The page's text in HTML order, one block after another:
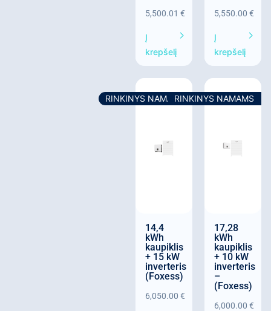
5,500.01 €
Į
krepšelį
5,550.00 €
Į
krepšelį
RINKINYS NAMAMS
14,4
kWh
kaupiklis
+ 15 kW
inverteris
(Foxess)
6,050.00 €
RINKINYS NAMAMS
17,28
kWh
kaupiklis
+ 10 kW
inverteris
–
(Foxess)
6,000.00 €